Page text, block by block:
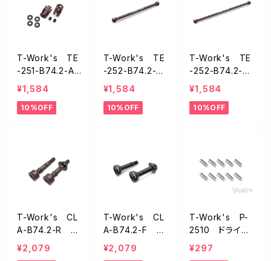
T-Work's TE
-251-B74.2-A
スプリングス
チール製ドッグ
ボーンアウトドラ
¥1,584
10%OFF
T-Work's TE
-252-B74.2-F
スプリングス
チール製フロン
トセンタードッグ
¥1,584
10%OFF
T-Work's TE
-252-B74.2-R
スプリングス
チール製リヤセ
ンタードッグボ
¥1,584
10%OFF
T-Work's CL
A-B74.2-R リ
ヤCVDアクス
ル・逆ねじ仕様
¥2,079
T-Work's CL
A-B74.2-F フ
ロントCVDアク
スル・逆ねじ仕
¥2,079
T-Work's P-
2510 ドライブ
シャフトピン【2.5
¥297